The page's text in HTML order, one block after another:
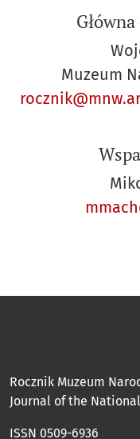
Muzeum
Rocznik Muzeum
Journal of the
ISSN 0509-6936